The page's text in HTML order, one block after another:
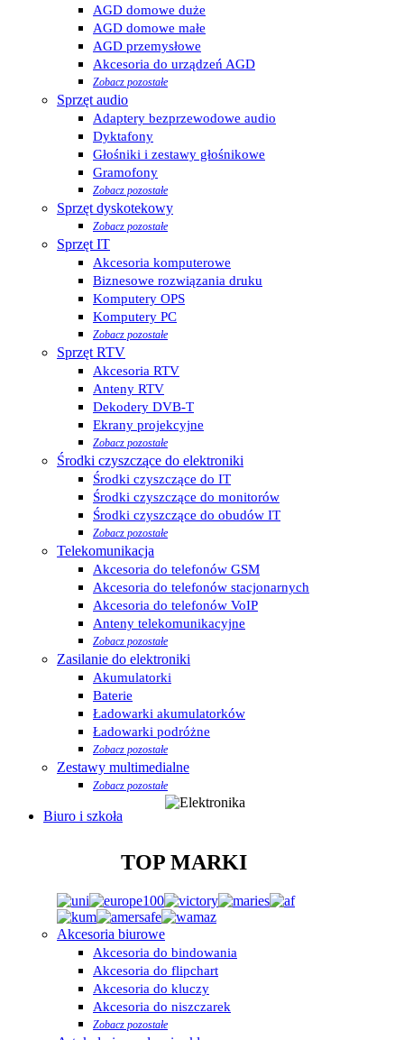
AGD domowe duże
AGD domowe małe
AGD przemysłowe
Akcesoria do urządzeń AGD
Zobacz pozostałe
Sprzęt audio
Adaptery bezprzewodowe audio
Dyktafony
Głośniki i zestawy głośnikowe
Gramofony
Zobacz pozostałe
Sprzęt dyskotekowy
Zobacz pozostałe
Sprzęt IT
Akcesoria komputerowe
Biznesowe rozwiązania druku
Komputery OPS
Komputery PC
Zobacz pozostałe
Sprzęt RTV
Akcesoria RTV
Anteny RTV
Dekodery DVB-T
Ekrany projekcyjne
Zobacz pozostałe
Środki czyszczące do elektroniki
Środki czyszczące do IT
Środki czyszczące do monitorów
Środki czyszczące do obudów IT
Zobacz pozostałe
Telekomunikacja
Akcesoria do telefonów GSM
Akcesoria do telefonów stacjonarnych
Akcesoria do telefonów VoIP
Anteny telekomunikacyjne
Zobacz pozostałe
Zasilanie do elektroniki
Akumulatorki
Baterie
Ładowarki akumulatorków
Ładowarki podróżne
Zobacz pozostałe
Zestawy multimedialne
Zobacz pozostałe
Biuro i szkoła
TOP MARKI
Akcesoria biurowe
Akcesoria do bindowania
Akcesoria do flipchart
Akcesoria do kluczy
Akcesoria do niszczarek
Zobacz pozostałe